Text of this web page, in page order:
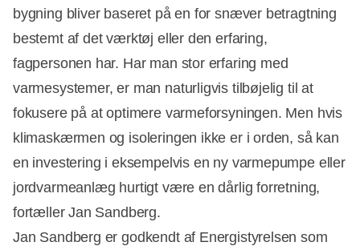
bygning bliver baseret på en for snæver betragtning
bestemt af det værktøj eller den erfaring,
fagpersonen har. Har man stor erfaring med
varmesystemer, er man naturligvis tilbøjelig til at
fokusere på at optimere varmeforsyningen. Men hvis
klimaskærmen og isoleringen ikke er i orden, så kan
en investering i eksempelvis en ny varmepumpe eller
jordvarmeanlæg hurtigt være en dårlig forretning,
fortæller Jan Sandberg.
Jan Sandberg er godkendt af Energistyrelsen som